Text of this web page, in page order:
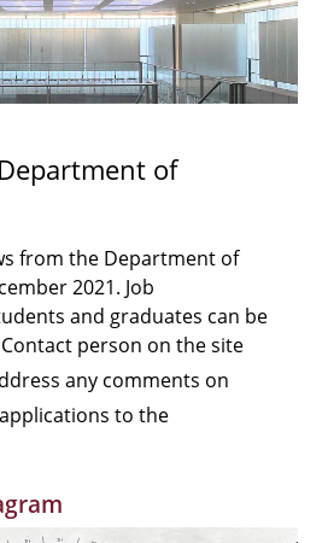
of
from the Department of
2021. Job
and graduates can be
person on the site
any comments on
to the